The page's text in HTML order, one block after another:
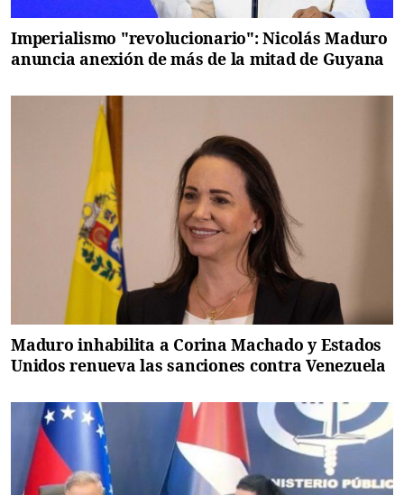
Imperialismo "revolucionario": Nicolás Maduro
anuncia anexión de más de la mitad de Guyana
Maduro inhabilita a Corina Machado y Estados
Unidos renueva las sanciones contra Venezuela